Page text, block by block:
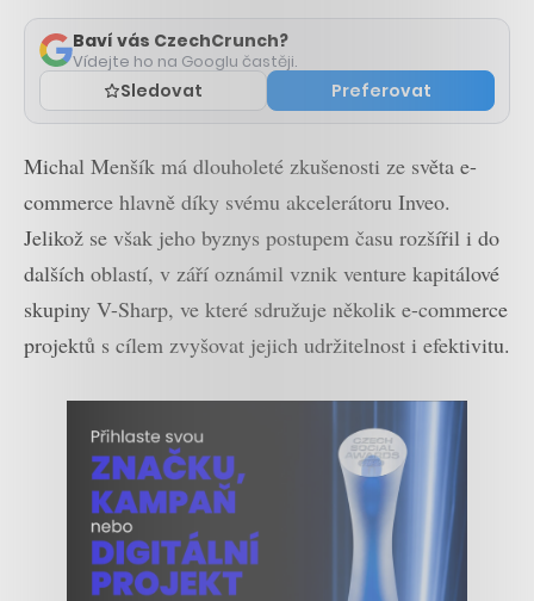
Baví vás CzechCrunch?
Vídejte ho na Googlu častěji.
Sledovat Preferovat
Michal Menšík má dlouholeté zkušenosti ze světa e-
commerce hlavně díky svému akcelerátoru Inveo.
Jelikož se však jeho byznys postupem času rozšířil i do
dalších oblastí, v září oznámil vznik venture kapitálové
skupiny V-Sharp, ve které sdružuje několik e-commerce
projektů s cílem zvyšovat jejich udržitelnost i efektivitu.